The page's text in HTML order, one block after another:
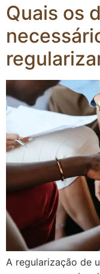
Quais os
A regularização de